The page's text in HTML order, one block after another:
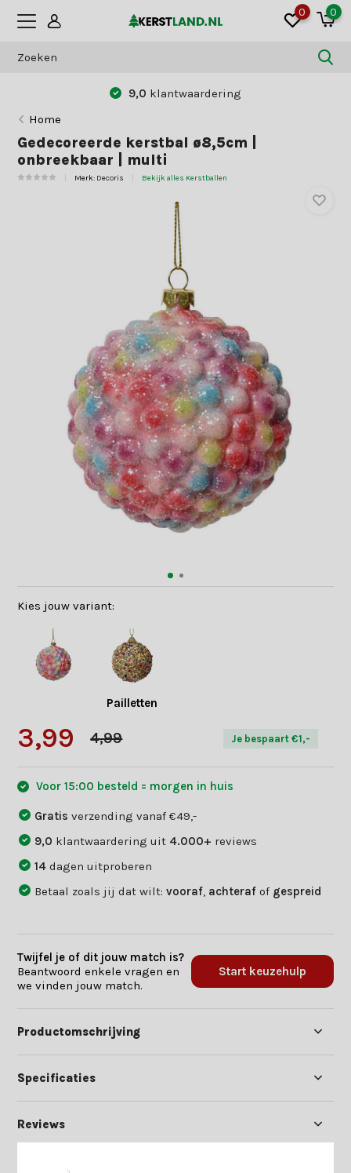
0 0
9,0 klantwaardering
Home
Gedecoreerde kerstbal ø8,5cm |
onbreekbaar | multi
Merk: Decoris Bekijk alles Kerstballen
Kies jouw variant:
Pailletten
3,99 4,99 Je bespaart €1,-
Voor 15:00 besteld = morgen in huis
Gratisverzending vanaf €49,-
9,0 klantwaardering uit 4.000+ reviews
14dagen uitproberen
Betaal zoals jij dat wilt:vooraf achteraf of gespreid
Twijfel je of dit jouw match is?
Beantwoord enkele vragen en
we vinden jouw match.
Start keuzehulp
Productomschrijving
Specificaties
Reviews